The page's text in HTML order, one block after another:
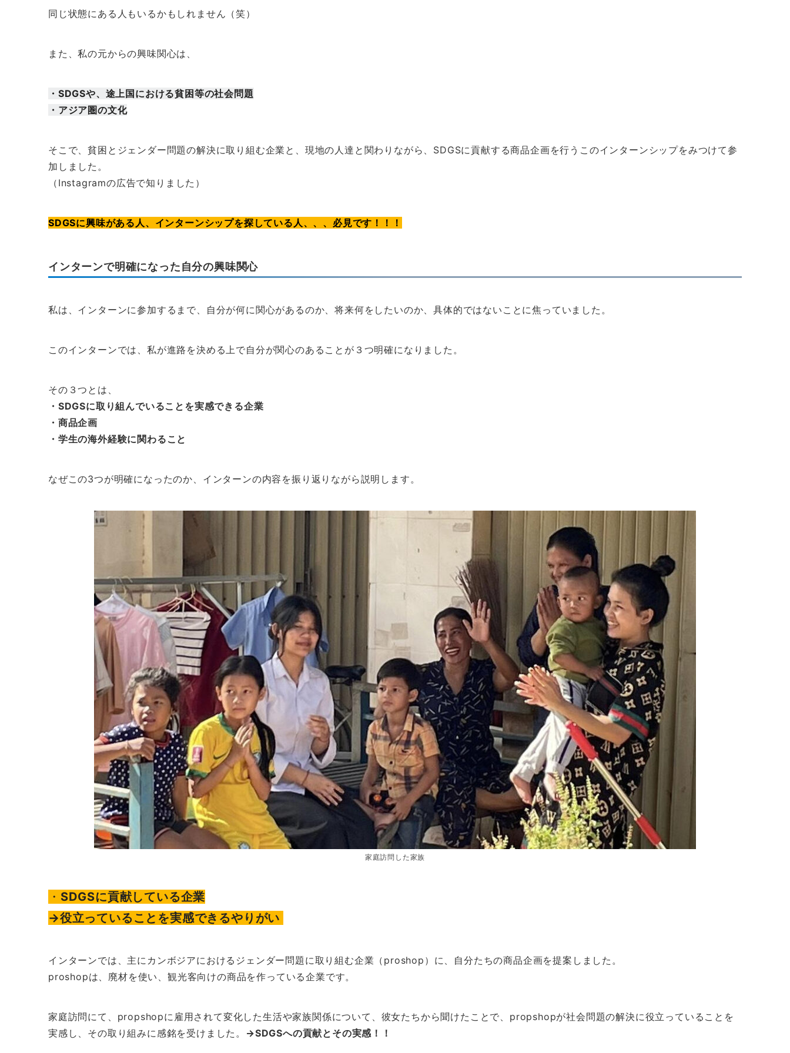
同じ状態にある人もいるかもしれません（笑）
また、私の元からの興味関心は、
・SDGSや、途上国における貧困等の社会問題
・アジア圏の文化
そこで、貧困とジェンダー問題の解決に取り組む企業と、現地の人達と関わりながら、SDGSに貢献する商品企画を行うこのインターンシップをみつけて参
加しました。
（Instagramの広告で知りました）
SDGSに興味がある人、インターンシップを探している人、、、必見です！！！
インターンで明確になった自分の興味関心
私は、インターンに参加するまで、自分が何に関心があるのか、将来何をしたいのか、具体的ではないことに焦っていました。
このインターンでは、私が進路を決める上で自分が関心のあることが３つ明確になりました。
その３つとは、
・SDGSに取り組んでいることを実感できる企業
・商品企画
・学生の海外経験に関わること
なぜこの3つが明確になったのか、インターンの内容を振り返りながら説明します。
家庭訪問した家族
・ SDGSに貢献している企業
→役立っていることを実感できるやりがい
インターンでは、主にカンボジアにおけるジェンダー問題に取り組む企業（proshop）に、自分たちの商品企画を提案しました。
proshopは、廃材を使い、観光客向けの商品を作っている企業です。
家庭訪問にて、propshopに雇用されて変化した生活や家族関係について、彼女たちから聞けたことで、propshopが社会問題の解決に役立っていることを
実感し、その取り組みに感銘を受けました。 →SDGSへの貢献とその実感！！